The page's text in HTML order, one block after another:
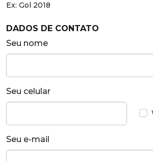
Ex: Gol 2018
DADOS DE CONTATO
Seu nome
Seu celular
Seu e-mail